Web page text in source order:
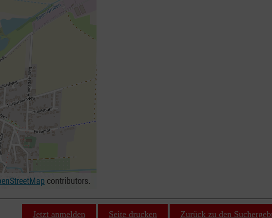
contributors.
Jetzt anmelden Seite drucken Zurück zu den